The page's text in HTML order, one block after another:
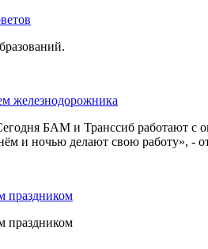
железнодорожника
БАМ и Транссиб работают с
и ночью делают свою работу», -
праздником
праздником